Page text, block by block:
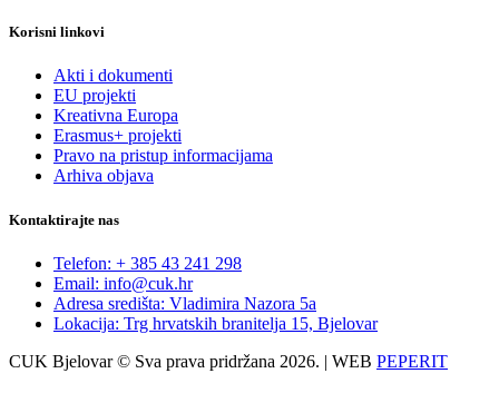
Korisni linkovi
Akti i dokumenti
EU projekti
Kreativna Europa
Erasmus+ projekti
​​​​​​​Pravo na pristup informacijama
Arhiva objava
Kontaktirajte nas
Telefon: + 385 43 241 298
Email: info@cuk.hr
Adresa središta: Vladimira Nazora 5a
Lokacija: Trg hrvatskih branitelja 15, Bjelovar
CUK Bjelovar © Sva prava pridržana 2026. | WEB PEPERIT